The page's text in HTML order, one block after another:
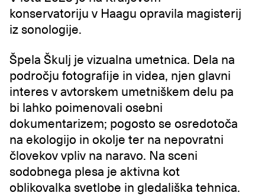
konservatoriju v Haagu opravila magisterij
iz sonologije.
Špela Škulj je vizualna umetnica. Dela na
področju fotografije in videa, njen glavni
interes v avtorskem umetniškem delu pa
bi lahko poimenovali osebni
dokumentarizem; pogosto se osredotoča
na ekologijo in okolje ter na nepovratni
človekov vpliv na naravo. Na sceni
sodobnega plesa je aktivna kot
oblikovalka svetlobe in gledališka tehnica.